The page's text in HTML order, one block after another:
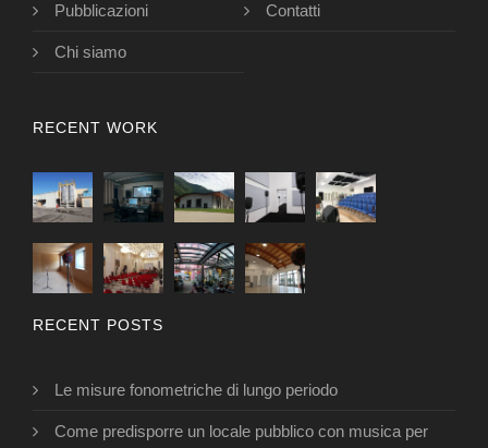
Pubblicazioni Contatti
Chi siamo
RECENT WORK
RECENT POSTS
Le misure fonometriche di lungo periodo
Come predisporre un locale pubblico con musica per